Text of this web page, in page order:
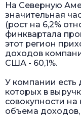
На Северную
значительная
(рост на 6,2%
финквартала
этот регион
доходов
США - 60,1%.
У компании есть
которых в
совокупности
объема доходов,